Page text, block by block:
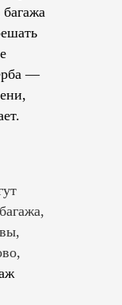
—